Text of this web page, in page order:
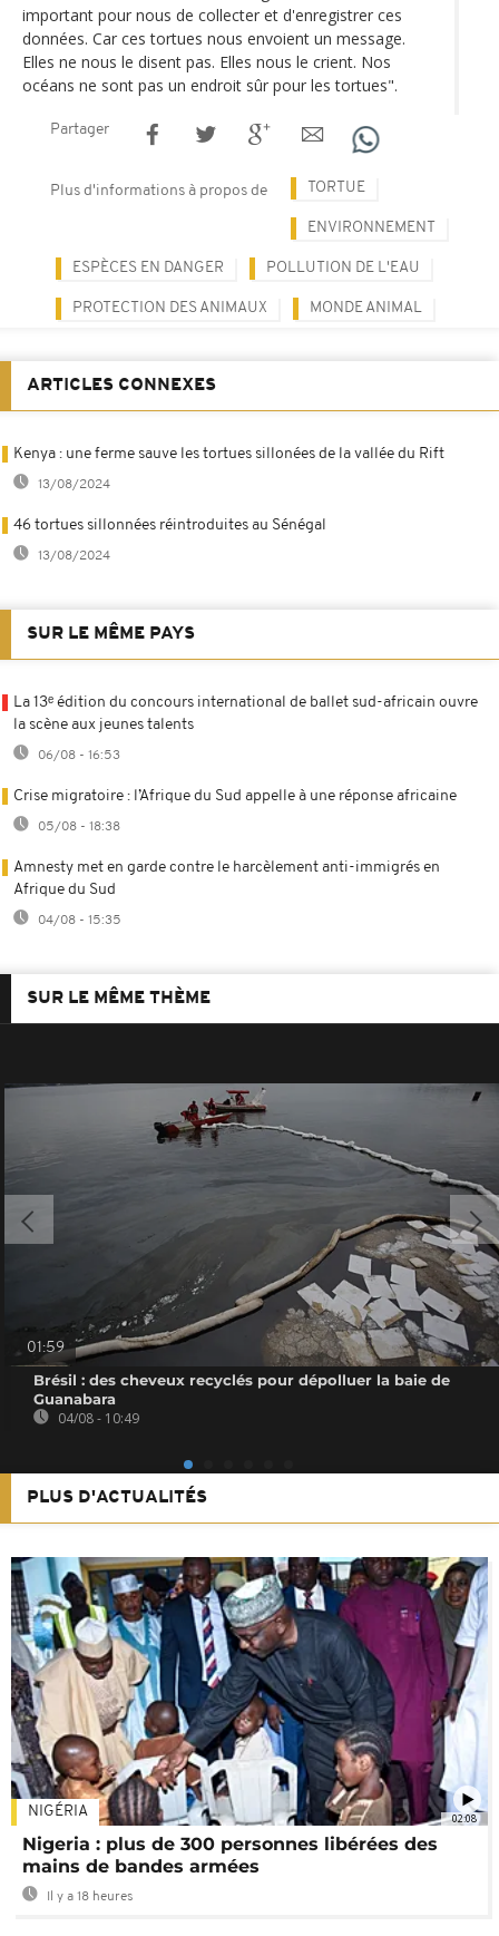
important pour nous de collecter et d'enregistrer ces
données. Car ces tortues nous envoient un message.
Elles ne nous le disent pas. Elles nous le crient. Nos
océans ne sont pas un endroit sûr pour les tortues".
Partager
Plus d'informations à propos de TORTUE
ENVIRONNEMENT
ESPÈCES EN DANGER POLLUTION DE L'EAU
PROTECTION DES ANIMAUX MONDE ANIMAL
ARTICLES CONNEXES
Kenya : une ferme sauve les tortues sillonées de la vallée du Rift
13/08/2024
46 tortues sillonnées réintroduites au Sénégal
13/08/2024
SUR LE MÊME PAYS
La 13ᵉ édition du concours international de ballet sud-africain ouvre
la scène aux jeunes talents
06/08 - 16:53
Crise migratoire : l’Afrique du Sud appelle à une réponse africaine
05/08 - 18:38
Amnesty met en garde contre le harcèlement anti-immigrés en
Afrique du Sud
04/08 - 15:35
SUR LE MÊME THÈME
01:59
Brésil : des cheveux recyclés pour dépolluer la baie de
Guanabara
04/08 - 10:49
PLUS D'ACTUALITÉS
02:08
NIGÉRIA
Nigeria : plus de 300 personnes libérées des
mains de bandes armées
Il y a 18 heures